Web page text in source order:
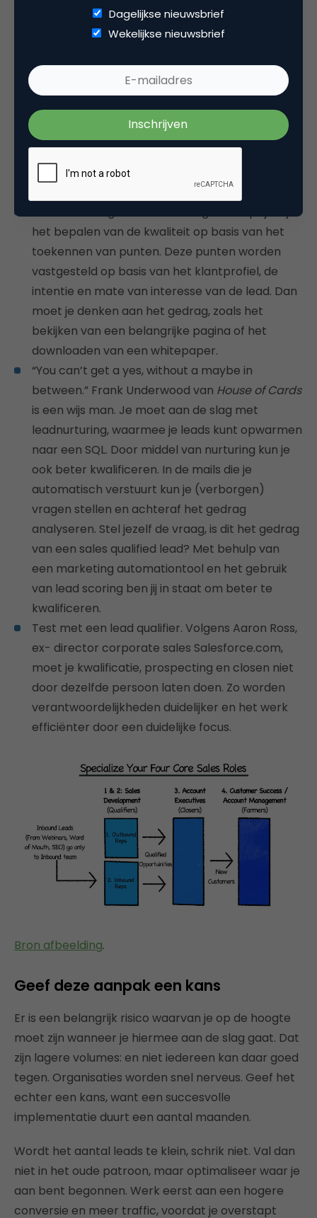
leads die binnenkomen? Om dit te kunnen
beoordelen, moeten zowel marketing als sales
overeenkomen met de gewenste norm; een
sales qualified lead (SQL). Aan welke gegevens
en regels moet de lead voldoen? Het is
raadzaam om hierover periodiek overleg te
het bepalen van de kwaliteit op basis van het
toekennen van punten. Deze punten worden
vastgesteld op basis van het klantprofiel, de
intentie en mate van interesse van de lead. Dan
moet je denken aan het gedrag, zoals het
bekijken van een belangrijke pagina of het
downloaden van een whitepaper.
“You can’t get a yes, without a maybe in
between.” Frank Underwood van House of Cards
is een wijs man. Je moet aan de slag met
leadnurturing, waarmee je leads kunt opwarmen
naar een SQL. Door middel van nurturing kun je
ook beter kwalificeren. In de mails die je
automatisch verstuurt kun je (verborgen)
vragen stellen en achteraf het gedrag
analyseren. Stel jezelf de vraag, is dit het gedrag
van een sales qualified lead? Met behulp van
een marketing automationtool en het gebruik
van lead scoring ben jij in staat om beter te
kwalificeren.
Test met een lead qualifier. Volgens Aaron Ross,
ex- director corporate sales Salesforce.com,
moet je kwalificatie, prospecting en closen niet
door dezelfde persoon laten doen. Zo worden
verantwoordelijkheden duidelijker en het werk
efficiënter door een duidelijke focus.
Bron afbeelding.
Geef deze aanpak een kans
Er is een belangrijk risico waarvan je op de hoogte
moet zijn wanneer je hiermee aan de slag gaat. Dat
zijn lagere volumes: en niet iedereen kan daar goed
tegen. Organisaties worden snel nerveus. Geef het
echter een kans, want een succesvolle
implementatie duurt een aantal maanden.
Wordt het aantal leads te klein, schrik niet. Val dan
niet in het oude patroon, maar optimaliseer waar je
aan bent begonnen. Werk eerst aan een hogere
conversie en meer traffic, voordat je overstapt
Dagelijkse nieuwsbrief
Wekelijkse nieuwsbrief